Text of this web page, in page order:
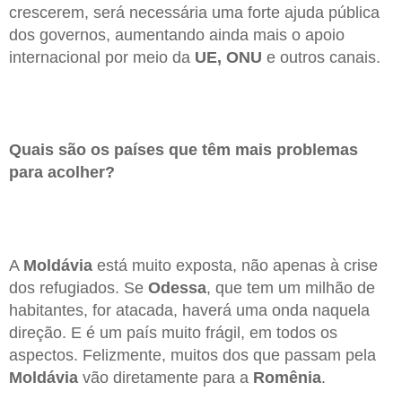
crescerem, será necessária uma forte ajuda pública
dos governos, aumentando ainda mais o apoio
internacional por meio da UE, ONU e outros canais.
Quais são os países que têm mais problemas
para acolher?
A Moldávia está muito exposta, não apenas à crise
dos refugiados. Se Odessa, que tem um milhão de
habitantes, for atacada, haverá uma onda naquela
direção. E é um país muito frágil, em todos os
aspectos. Felizmente, muitos dos que passam pela
Moldávia vão diretamente para a Romênia.